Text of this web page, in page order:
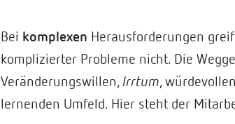
Bei komplexen Herausforderungen
komplizierter Probleme nicht. Die
Veränderungswillen, Irrtum,
lernenden Umfeld. Hier steht der